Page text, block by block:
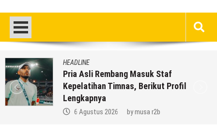
Staf
Profil
Masih Buka Atau
SPPG Mondoteko 3,
6 Agustus 2026